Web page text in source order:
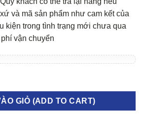
và mã sản phẩm như cam kết của
kiện trong tình trạng mới chưa qua
vận chuyển
TEANA số lượng
GIỎ (ADD TO CART)